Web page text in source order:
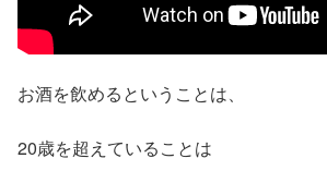
お酒を飲めるということは、
20歳を超えていることは